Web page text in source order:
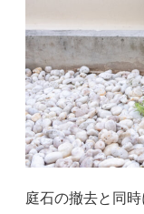
庭石の撤去と同